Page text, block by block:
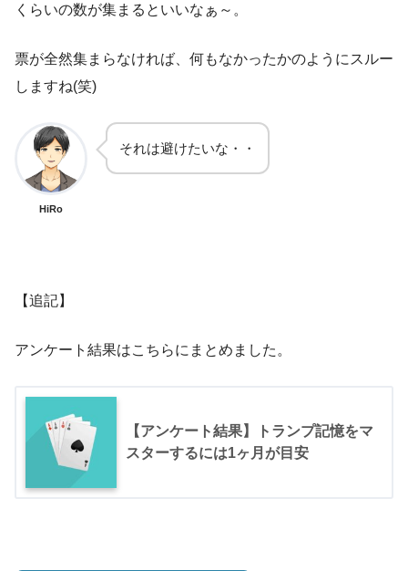
くらいの数が集まるといいなぁ～。
票が全然集まらなければ、何もなかったかのようにスルー
しますね(笑)
HiRo
それは避けたいな・・
【追記】
アンケート結果はこちらにまとめました。
【アンケート結果】トランプ記憶をマ
スターするには1ヶ月が目安